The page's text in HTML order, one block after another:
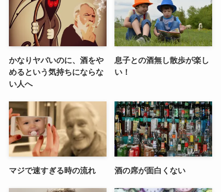
かなりヤバいのに、酒をや
めるという気持ちにならな
い人へ
息子との酒無し散歩が楽し
い！
マジで速すぎる時の流れ 酒の席が面白くない